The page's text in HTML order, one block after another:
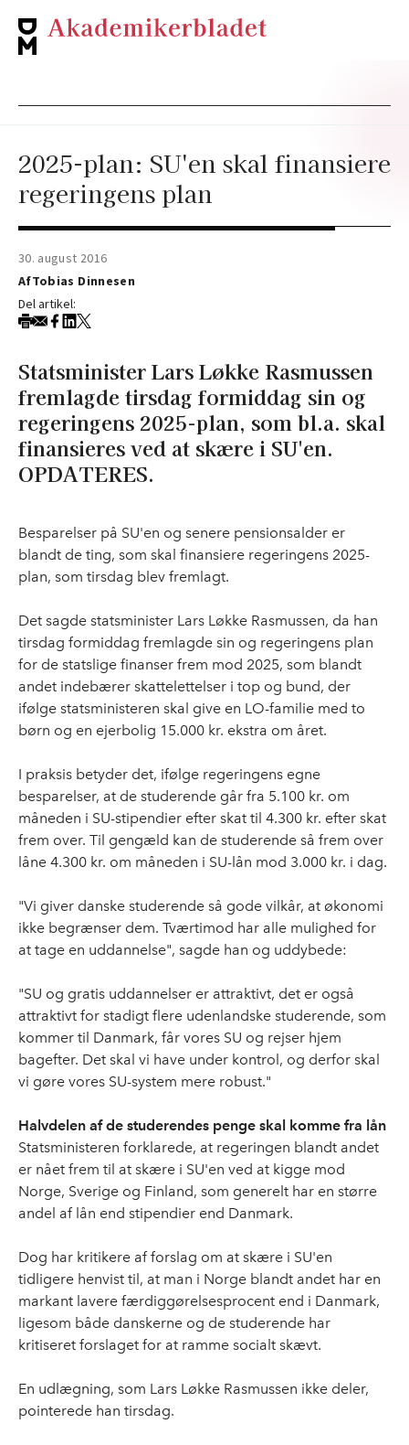
2025-plan: SU'en skal finansiere
regeringens plan
30. august 2016
AfTobias Dinnesen
Del artikel:
Statsminister Lars Løkke Rasmussen
fremlagde tirsdag formiddag sin og
regeringens 2025-plan, som bl.a. skal
finansieres ved at skære i SU'en.
OPDATERES.
Besparelser på SU'en og senere pensionsalder er
blandt de ting, som skal finansiere regeringens 2025-
plan, som tirsdag blev fremlagt.
Det sagde statsminister Lars Løkke Rasmussen, da han
tirsdag formiddag fremlagde sin og regeringens plan
for de statslige finanser frem mod 2025, som blandt
andet indebærer skattelettelser i top og bund, der
ifølge statsministeren skal give en LO-familie med to
børn og en ejerbolig 15.000 kr. ekstra om året.
I praksis betyder det, ifølge regeringens egne
besparelser, at de studerende går fra 5.100 kr. om
måneden i SU-stipendier efter skat til 4.300 kr. efter skat
frem over. Til gengæld kan de studerende så frem over
låne 4.300 kr. om måneden i SU-lån mod 3.000 kr. i dag.
"Vi giver danske studerende så gode vilkår, at økonomi
ikke begrænser dem. Tværtimod har alle mulighed for
at tage en uddannelse", sagde han og uddybede:
"SU og gratis uddannelser er attraktivt, det er også
attraktivt for stadigt flere udenlandske studerende, som
kommer til Danmark, får vores SU og rejser hjem
bagefter. Det skal vi have under kontrol, og derfor skal
vi gøre vores SU-system mere robust."
Halvdelen af de studerendes penge skal komme fra lån
Statsministeren forklarede, at regeringen blandt andet
er nået frem til at skære i SU'en ved at kigge mod
Norge, Sverige og Finland, som generelt har en større
andel af lån end stipendier end Danmark.
Dog har kritikere af forslag om at skære i SU'en
tidligere henvist til, at man i Norge blandt andet har en
markant lavere færdiggørelsesprocent end i Danmark,
ligesom både danskerne og de studerende har
kritiseret forslaget for at ramme socialt skævt.
En udlægning, som Lars Løkke Rasmussen ikke deler,
pointerede han tirsdag.